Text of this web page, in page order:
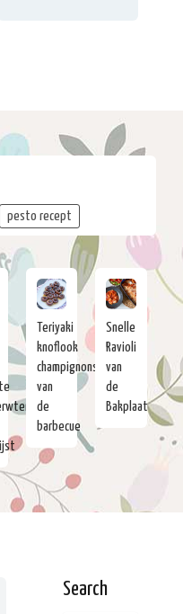
pesto recept
Teriyaki
knoflook
champignons
van
de
barbecue
Snelle
Ravioli
van
de
Bakplaat
Search